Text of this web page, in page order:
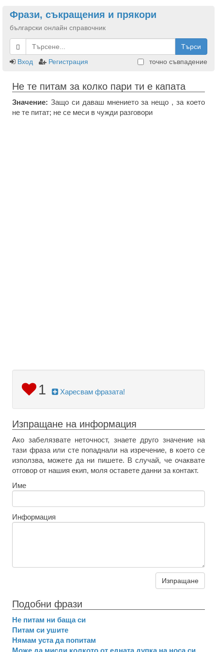
Фрази, съкращения и прякори
български онлайн справочник
Търси
Вход
Регистрация точно съвпадение
Не те питам за колко пари ти е капата
Значение: Защо си даваш мнението за нещо , за което
не те питат; не се меси в чужди разговори
1 Харесвам фразата!
Изпращане на информация
Ако забелязвате неточност, знаете друго значение на
тази фраза или сте попаднали на изречение, в което се
използва, можете да ни пишете. В случай, че очаквате
отговор от нашия екип, моля оставете данни за контакт.
Име
Информация
Изпращане
Подобни фрази
Не питам ни баща си
Питам си ушите
Нямам уста да попитам
Може да мисли колкото от едната дупка на носа си